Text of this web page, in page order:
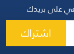
على بريدك
اشتراك